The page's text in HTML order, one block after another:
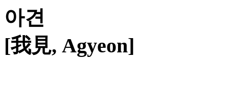
아견
[我見, Agyeon]